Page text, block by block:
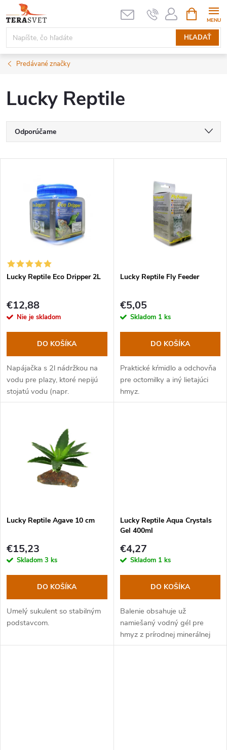
na
obsah
HĽADAŤ
KOŠÍK
Predávané značky
Lucky Reptile
R
a
i
e
p
r
o
d
v
Odporúčame
Najpredávanejšie
Abecedne
s
p
r
d
u
Lucky Reptile Eco Dripper 2L
€12,88
Nie je skladom
DO KOŠÍKA
Napájačka s 2l nádržkou na
vodu pre plazy, ktoré nepijú
stojatú vodu (napr.
chameleóny).
Lucky Reptile Fly Feeder
€5,05
Skladom 1 ks
DO KOŠÍKA
Praktické kŕmidlo a odchovňa
pre octomilky a iný lietajúci
hmyz.
Lucky Reptile Agave 10 cm
€15,23
Skladom 3 ks
DO KOŠÍKA
Umelý sukulent so stabilným
podstavcom.
Lucky Reptile Aqua Crystals
Gel 400ml
€4,27
Skladom 1 ks
DO KOŠÍKA
Balenie obsahuje už
namiešaný vodný gél pre
hmyz z prírodnej minerálnej
vody.